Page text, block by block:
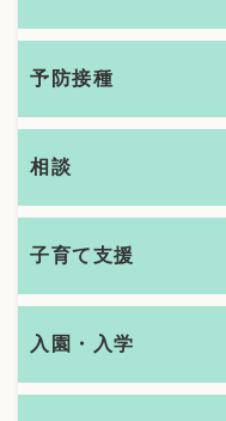
予防接種
相談
子育て支援
入園・入学